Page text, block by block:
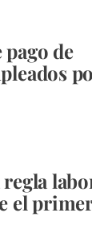
de
el